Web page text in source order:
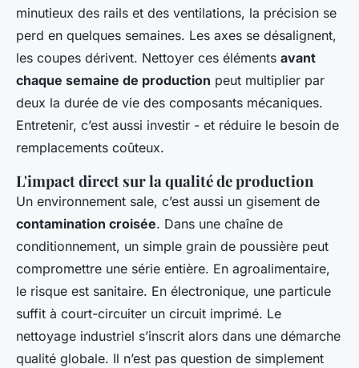
minutieux des rails et des ventilations, la précision se
perd en quelques semaines. Les axes se désalignent,
les coupes dérivent. Nettoyer ces éléments avant
chaque semaine de production peut multiplier par
deux la durée de vie des composants mécaniques.
Entretenir, c’est aussi investir - et réduire le besoin de
remplacements coûteux.
L'impact direct sur la qualité de production
Un environnement sale, c’est aussi un gisement de
contamination croisée. Dans une chaîne de
conditionnement, un simple grain de poussière peut
compromettre une série entière. En agroalimentaire,
le risque est sanitaire. En électronique, une particule
suffit à court-circuiter un circuit imprimé. Le
nettoyage industriel s’inscrit alors dans une démarche
qualité globale. Il n’est pas question de simplement